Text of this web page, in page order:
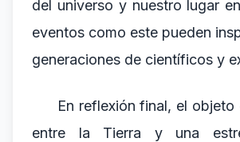
del universo y nuestro lugar
eventos como este pueden
generaciones de científicos y
En reflexión final, el objeto
entre la Tierra y una